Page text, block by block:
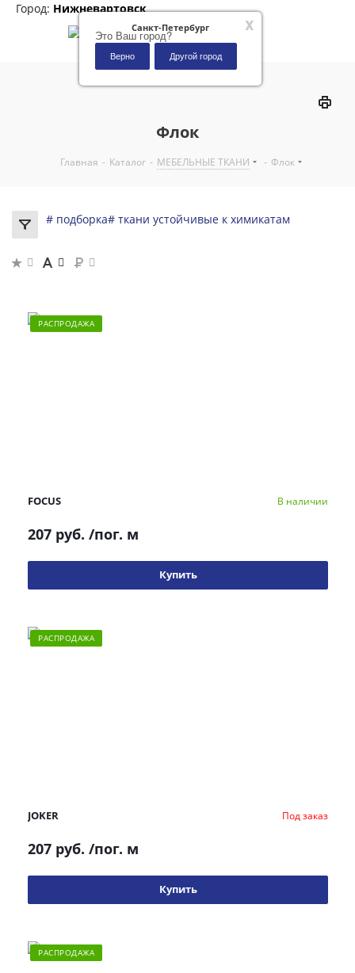
x
Санкт-Петербург
Это Ваш город?
Верно Другой город
Город: Нижневартовск
Флок
Главная - Каталог - МЕБЕЛЬНЫЕ ТКАНИ - Флок
# подборка# ткани устойчивые к химикатам
РАСПРОДАЖА
FOCUS В наличии
207 руб. /пог. м
Купить
РАСПРОДАЖА
JOKER Под заказ
207 руб. /пог. м
Купить
РАСПРОДАЖА